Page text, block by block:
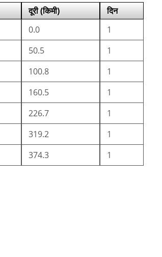
दूरी (किमी)
दिन
0.0
1
50.5
1
100.8
1
160.5
1
226.7
1
319.2
1
374.3 1